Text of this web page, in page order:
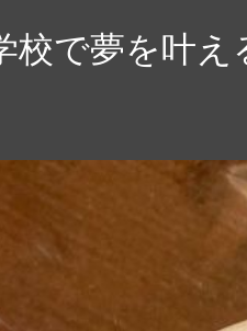
校で夢を叶え